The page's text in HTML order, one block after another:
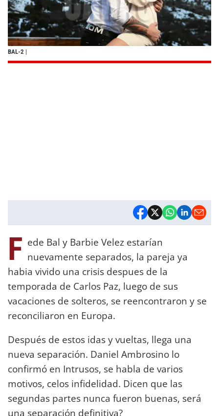
BAL-2 |
F ede Bal y Barbie Velez estarían
nuevamente separados, la pareja ya
habia vivido una crisis despues de la
temporada de Carlos Paz, luego de sus
vacaciones de solteros, se reencontraron y se
reconciliaron en Europa.
Después de estos idas y vueltas, llega una
nueva separación. Daniel Ambrosino lo
confirmó en Intrusos, se habla de varios
motivos, celos infidelidad. Dicen que las
segundas partes nunca fueron buenas, será
una separación definitiva?